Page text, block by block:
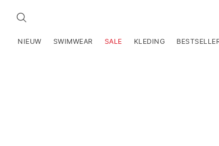
ZOEKEN
NIEUW SWIMWEAR SALE KLEDING